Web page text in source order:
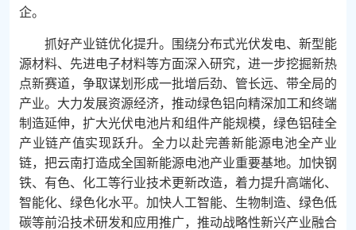
企。
抓好产业链优化提升。围绕分布式光伏发电、新型能
源材料、先进电子材料等方面深入研究，进一步挖掘新热
点新赛道，争取谋划形成一批增后劲、管长远、带全局的
产业。大力发展资源经济，推动绿色铝向精深加工和终端
制造延伸，扩大光伏电池片和组件产能规模，绿色铝硅全
产业链产值实现跃升。全力以赴完善新能源电池全产业
链，把云南打造成全国新能源电池产业重要基地。加快钢
铁、有色、化工等行业技术更新改造，着力提升高端化、
智能化、绿色化水平。加快人工智能、生物制造、绿色低
碳等前沿技术研发和应用推广，推动战略性新兴产业融合